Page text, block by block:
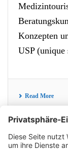
Konzepten
USP
Read More